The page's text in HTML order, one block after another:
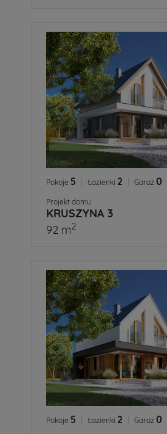
Pokoje 5 Łazienki 2 Garaż 0
Projekt domu
KRUSZYNA 3
92 m2
Pokoje 5 Łazienki 2 Garaż 0